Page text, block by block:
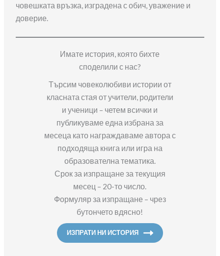
човешката връзка, изградена с обич, уважение и
доверие.
Имате история, която бихте
споделили с нас?
Търсим човеколюбиви истории от
класната стая от учители, родители
и ученици – четем всички и
публикуваме една избрана за
месеца като награждаваме автора с
подходяща книга или игра на
образователна тематика.
Срок за изпращане за текущия
месец – 20-то число.
Формуляр за изпращане – чрез
бутончето вдясно!
ИЗПРАТИ НИ ИСТОРИЯ